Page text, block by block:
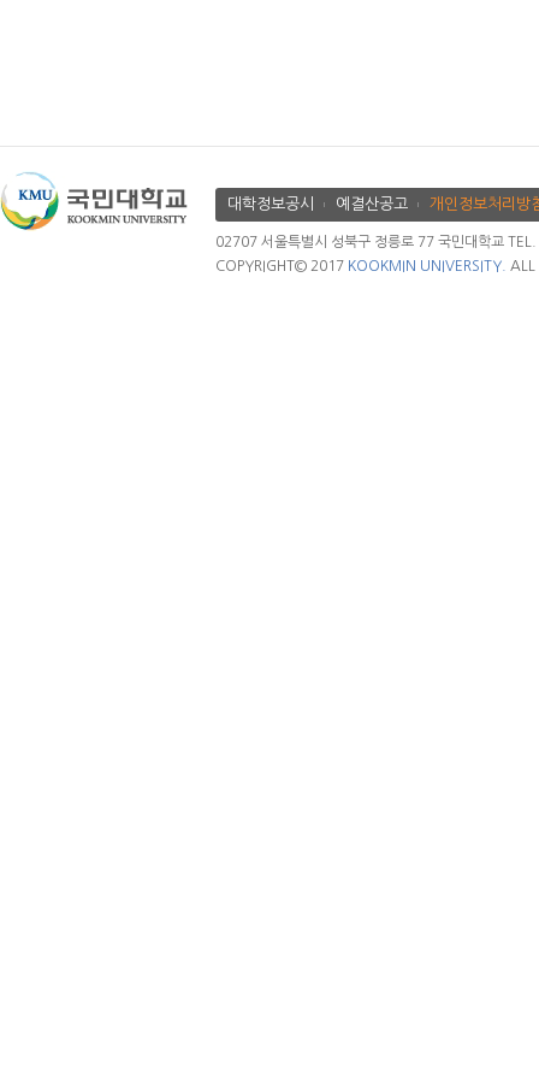
대학정보공시 예결산공고 개인정보처리방
02707 서울특별시 성북구 정릉로 77 국민대학교
COPYRIGHT© 2017 KOOKMIN UNIVERSITY. ALL